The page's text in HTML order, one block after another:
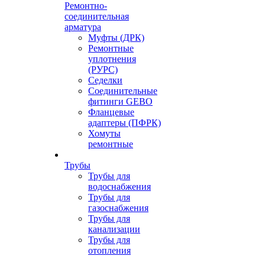
Ремонтно-
соединительная
арматура
Муфты (ДРК)
Ремонтные
уплотнения
(РУРС)
Седелки
Соединительные
фитинги GEBO
Фланцевые
адаптеры (ПФРК)
Хомуты
ремонтные
Трубы
Трубы для
водоснабжения
Трубы для
газоснабжения
Трубы для
канализации
Трубы для
отопления